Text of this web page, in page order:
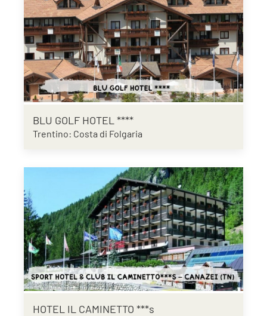
BLU GOLF HOTEL ****
Trentino: Costa di Folgaria
HOTEL IL CAMINETTO ***s